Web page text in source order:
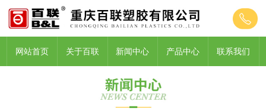
网站首页 关于百联 新闻中心 产品中心 联系我们